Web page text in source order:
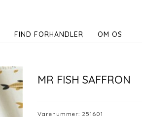
FIND FORHANDLER OM OS
MR FISH SAFFRON
Varenummer: 251601